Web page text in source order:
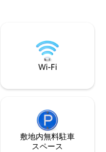
プール
Wi-Fi
敷地内無料駐⁠車
ス⁠ペ⁠ー⁠ス